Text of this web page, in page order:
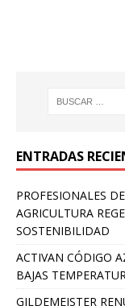
ENTRADAS
PROFESIONALES
AGRICULTURA
SOSTENIBILIDAD
ACTIVAN CÓDIGO
BAJAS
GILDEMEISTER